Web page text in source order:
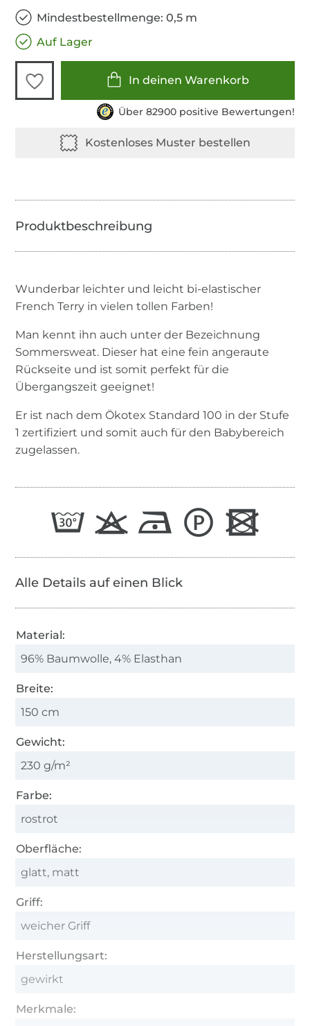
Mindestbestellmenge: 0,5 m
Auf Lager
In deinen Warenkorb
Über 82900 positive Bewertungen!
Wunderbar leichter und leicht bi-elastischer
French Terry in vielen tollen Farben!
Man kennt ihn auch unter der Bezeichnung
Sommersweat. Dieser hat eine fein angeraute
Rückseite und ist somit perfekt für die
Übergangszeit geeignet!
Er ist nach dem Ökotex Standard 100 in der Stufe
1 zertifiziert und somit auch für den Babybereich
zugelassen.
Alle Details auf einen Blick
Material:
96% Baumwolle, 4% Elasthan
Breite:
150 cm
Gewicht:
230 g/m²
Farbe:
rostrot
Oberfläche:
glatt, matt
Griff:
weicher Griff
Herstellungsart:
gewirkt
Merkmale: